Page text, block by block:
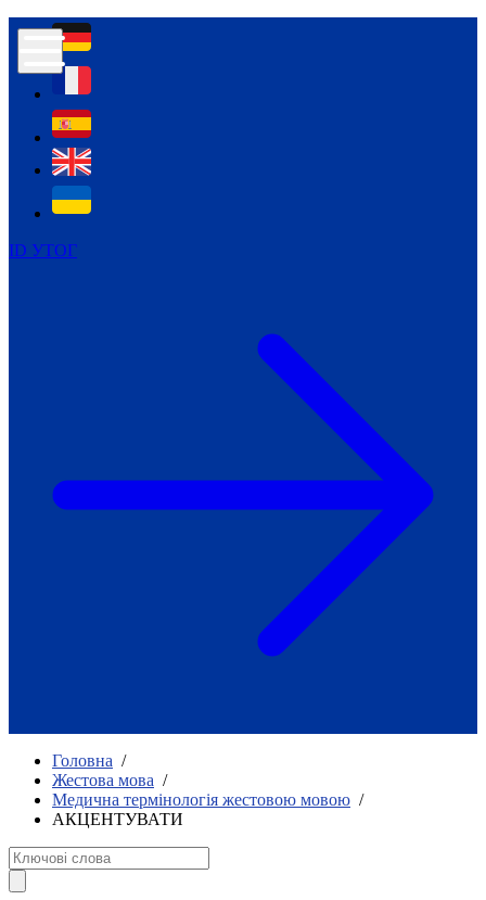
ID УТОГ
Контур психологічної безпеки глухих
Всеукраїнський пісенний
челендж «Україно, ти є!»
Молодіжний челендж «Жестова
мова для мене – це…»
Репортажі спеціальних та
інклюзивних начальних закладів
України
Як приклад стійкості спільноти
Говоримо коротко про наболіле
Міжнародний тиждень глухих людей
Всеукраїнський челендж «Молодь
співає»
жестову мову.
УТОГ»: прийом заявок 2023
Флешмоб «Історії успіхів, які надихають»
Переклад жестовою мовою
Діяльність УТОГ
Головна /
Жестова мова /
Медична термінологія жестовою мовою /
АКЦЕНТУВАТИ